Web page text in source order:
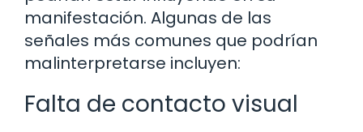
manifestación. Algunas de las
señales más comunes que podrían
malinterpretarse incluyen:
Falta de contacto visual